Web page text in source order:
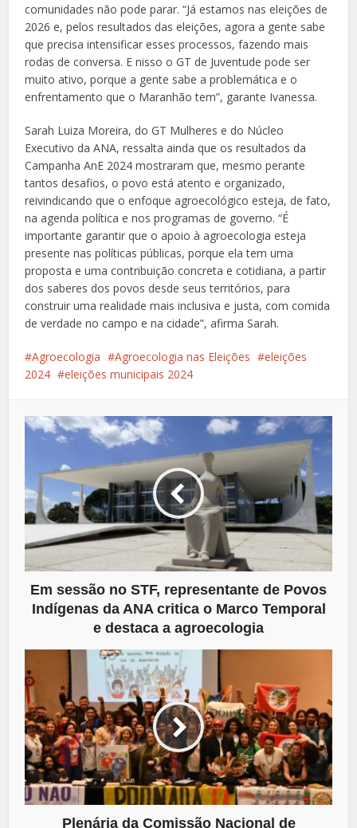
comunidades não pode parar. “Já estamos nas eleições de
2026 e, pelos resultados das eleições, agora a gente sabe
que precisa intensificar esses processos, fazendo mais
rodas de conversa. E nisso o GT de Juventude pode ser
muito ativo, porque a gente sabe a problemática e o
enfrentamento que o Maranhão tem”, garante Ivanessa.
Sarah Luiza Moreira, do GT Mulheres e do Núcleo
Executivo da ANA, ressalta ainda que os resultados da
Campanha AnE 2024 mostraram que, mesmo perante
tantos desafios, o povo está atento e organizado,
reivindicando que o enfoque agroecológico esteja, de fato,
na agenda política e nos programas de governo. “É
importante garantir que o apoio à agroecologia esteja
presente nas políticas públicas, porque ela tem uma
proposta e uma contribuição concreta e cotidiana, a partir
dos saberes dos povos desde seus territórios, para
construir uma realidade mais inclusiva e justa, com comida
de verdade no campo e na cidade”, afirma Sarah.
Agroecologia Agroecologia nas Eleições
eleições
2024
eleições municipais 2024
Em sessão no STF, representante de Povos
Indígenas da ANA critica o Marco Temporal
e destaca a agroecologia
Plenária da Comissão Nacional de